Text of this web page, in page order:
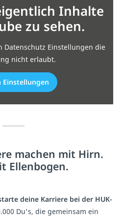
Inhalte
zu sehen.
Datenschutz Einstellungen die
nicht erlaubt.
Einstellungen
machen mit Hirn.
Ellenbogen.
deine Karriere bei der HUK-
Du's, die gemeinsam ein